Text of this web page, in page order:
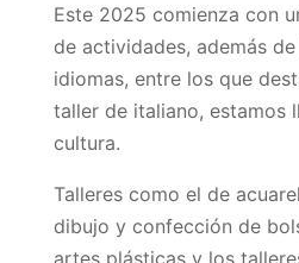
Este 2025 comienza con
de actividades, además
idiomas, entre los que
taller de italiano, estamos
cultura.
Talleres como el de
dibujo y confección de
artes plásticas y los